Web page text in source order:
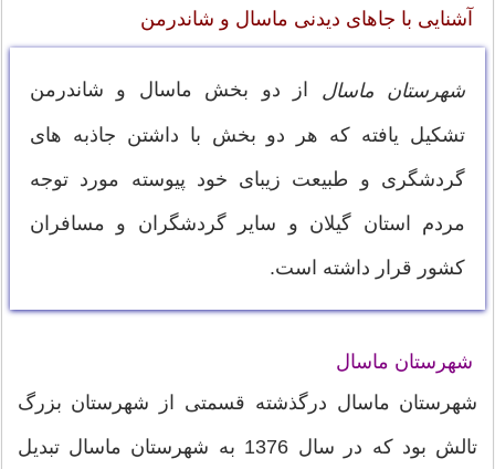
آشنایی با جاهای دیدنی ماسال و شاندرمن
شهرستان ماسال از دو بخش ماسال و شاندرمن
تشکیل یافته که هر دو بخش با داشتن جاذبه های
گردشگری و طبیعت زیبای خود پیوسته مورد توجه
مردم استان گیلان و سایر گردشگران و مسافران
کشور قرار داشته است.
شهرستان ماسال
شهرستان ماسال درگذشته قسمتی از شهرستان بزرگ
تالش بود که در سال 1376 به شهرستان ماسال تبدیل